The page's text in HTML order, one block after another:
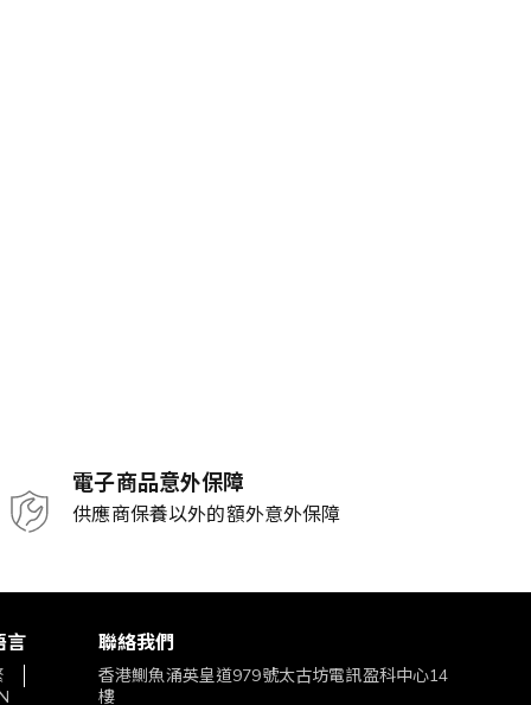
電子商品意外保障
供應商保養以外的額外意外保障
言 聯絡我們
香港鰂魚涌英皇道979號太古坊電訊盈科中心14
樓